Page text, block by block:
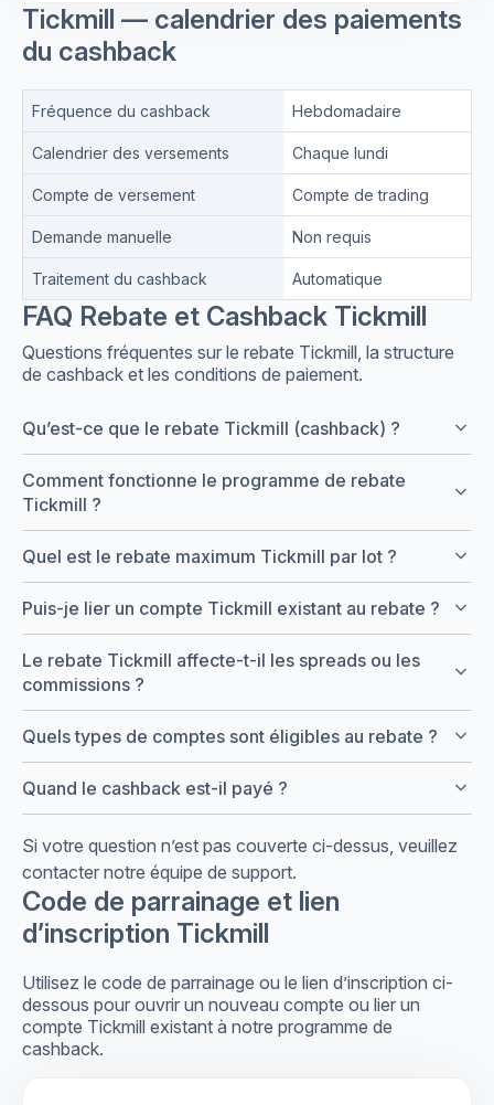
Tickmill — calendrier des paiements
du cashback
Fréquence du cashback Hebdomadaire
Calendrier des versements Chaque lundi
Compte de versement Compte de trading
Demande manuelle Non requis
Traitement du cashback Automatique
FAQ Rebate et Cashback Tickmill
Questions fréquentes sur le rebate Tickmill, la structure
de cashback et les conditions de paiement.
Qu’est-ce que le rebate Tickmill (cashback) ? keyboard_arrow_down
Comment fonctionne le programme de rebate
Tickmill ?
keyboard_arrow_down
Quel est le rebate maximum Tickmill par lot ? keyboard_arrow_down
Puis-je lier un compte Tickmill existant au rebate ? keyboard_arrow_down
Le rebate Tickmill affecte-t-il les spreads ou les
commissions ?
keyboard_arrow_down
Quels types de comptes sont éligibles au rebate ? keyboard_arrow_down
Quand le cashback est-il payé ? keyboard_arrow_down
Si votre question n’est pas couverte ci-dessus, veuillez
contacter notre équipe de support.
Code de parrainage et lien
d’inscription Tickmill
Utilisez le code de parrainage ou le lien d’inscription ci-
dessous pour ouvrir un nouveau compte ou lier un
compte Tickmill existant à notre programme de
cashback.